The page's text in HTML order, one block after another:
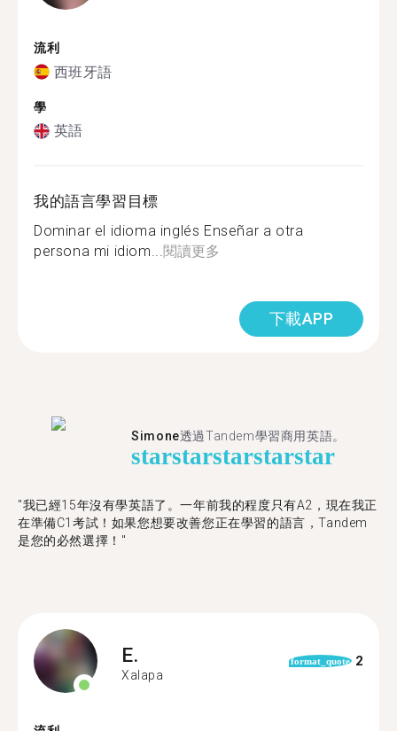
流利
西班牙語
學
英語
我的語言學習目標
Dominar el idioma inglés Enseñar a otra
persona mi idiom...閱讀更多
下載APP
Simone透過Tandem學習商用英語。
starstarstarstarstar
"我已經15年沒有學英語了。一年前我的程度只有A2，現在我正
在準備C1考試！如果您想要改善您正在學習的語言，Tandem
是您的必然選擇！"
E.
Xalapa
format_quote 2